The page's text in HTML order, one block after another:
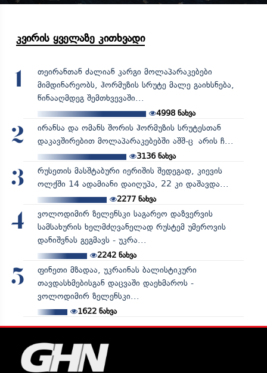
კვირის ყველაზე კითხვადი
1
თეირანთან ძალიან კარგი მოლაპარაკებები
მიმდინარეობს, ჰორმუზის სრუტე მალე გაიხსნება,
წინააღმდეგ შემთხვევაში...
4998 ნახვა
2
ირანსა და ომანს შორის ჰორმუზის სრუტესთან
დაკავშირებით მოლაპარაკებებში აშშ-ც არის ჩ...
3136ნახვა
3
რუსეთის მასშტაბური იერიშის შედეგად, კიევის
ოლქში 14 ადამიანი დაიღუპა, 22 კი დაშავდა...
2277ნახვა
4
ვოლოდიმირ ზელენსკი საგარეო დაზვერვის
სამსახურის ხელმძღვანელად რუსტემ უმეროვის
დანიშვნას გეგმავს - უკრა...
2242ნახვა
5
ფინეთი მზადაა, უკრაინას ბალისტიკური
თავდასხმებისგან დაცვაში დაეხმაროს -
ვოლოდიმირ ზელენსკი...
1622ნახვა